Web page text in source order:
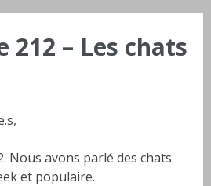
212 – Les chats
Nous avons parlé des chats
et populaire.